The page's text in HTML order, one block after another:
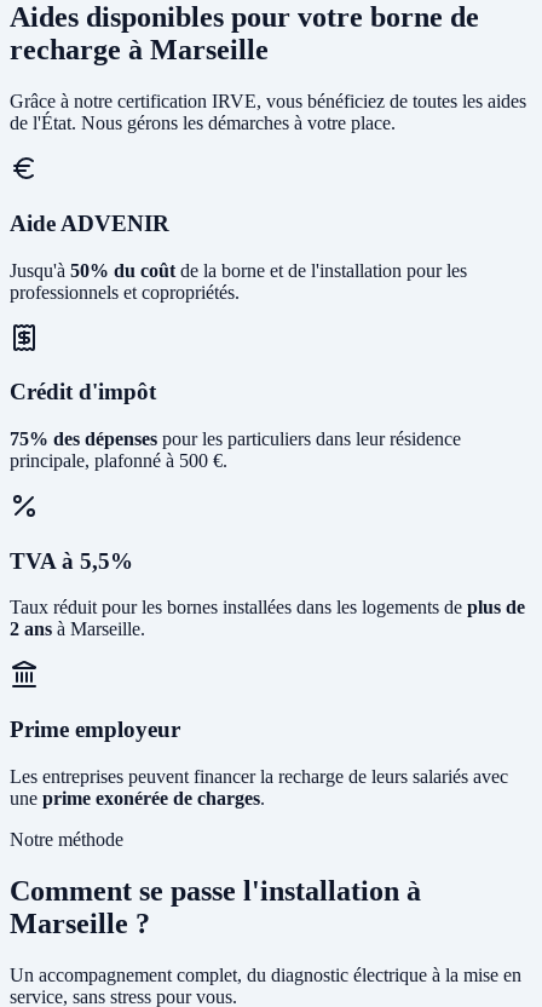
Aides disponibles pour votre borne de
recharge à Marseille
Grâce à notre certification IRVE, vous bénéficiez de toutes les aides
de l'État. Nous gérons les démarches à votre place.
Aide ADVENIR
Jusqu'à 50% du coût de la borne et de l'installation pour les
professionnels et copropriétés.
Crédit d'impôt
75% des dépenses pour les particuliers dans leur résidence
principale, plafonné à 500 €.
TVA à 5,5%
Taux réduit pour les bornes installées dans les logements de plus de
2 ans à Marseille.
Prime employeur
Les entreprises peuvent financer la recharge de leurs salariés avec
une prime exonérée de charges.
Notre méthode
Comment se passe l'installation à
Marseille ?
Un accompagnement complet, du diagnostic électrique à la mise en
service, sans stress pour vous.